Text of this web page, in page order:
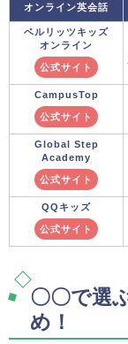
オンライン英会話
ベルリッツキッズ
オンライン
公式サイト
CampusTop
公式サイト
Global Step
Academy
公式サイト
QQキッズ
公式サイト
〇〇で選
め！